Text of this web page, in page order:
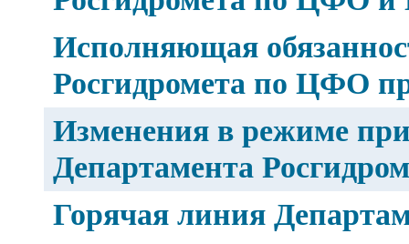
Исполняющая
Росгидромета по ЦФО
Изменения в режиме
Департамента
Горячая линия